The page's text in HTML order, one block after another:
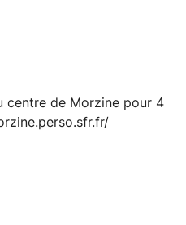
centre de Morzine pour 4